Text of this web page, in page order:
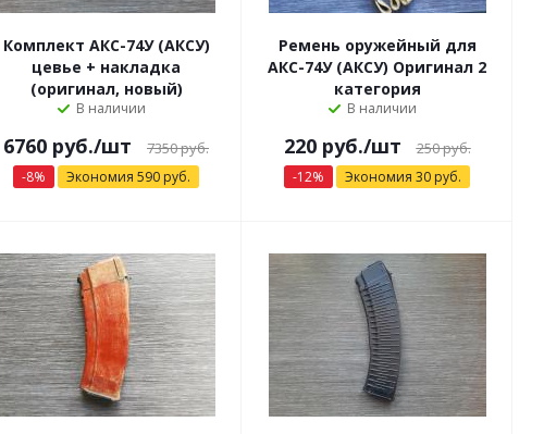
Комплект АКС-74У (АКСУ)
цевье + накладка
(оригинал, новый)
В наличии
6760 руб./шт 7350 руб.
-8% Экономия 590 руб.
Ремень оружейный для
АКС-74У (АКСУ) Оригинал 2
категория
В наличии
220руб./шт 250руб.
-12% Экономия 30 руб.